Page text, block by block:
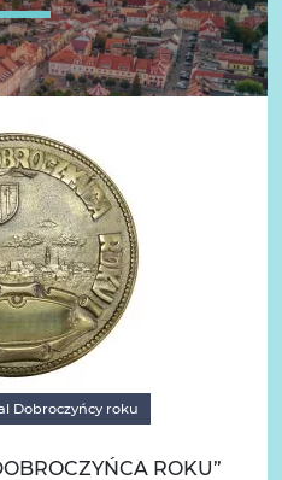
Dobroczyńcy roku